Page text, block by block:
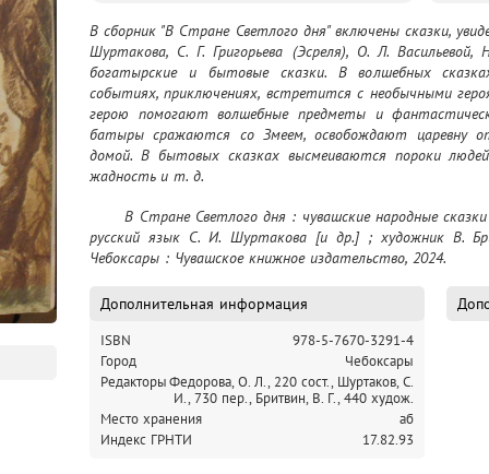
В сборник "В Стране Светлого дня" включены сказки,
Шуртакова, С. Г. Григорьева (Эсреля), О. Л.
богатырские и бытовые сказки. В волшебных
событиях, приключениях, встретится с необычными
герою помогают волшебные предметы и
батыры сражаются со Змеем, освобождают царевну
домой. В бытовых сказках высмеиваются пороки
жадность и т. д.
	В Стране Светлого дня : чувашские народные сказки : для детей старше 12 лет / перевод на
русский язык С. И. Шуртакова [и др.] ; художник В.
Чебоксары : Чувашское книжное издательство, 2024.
Дополнительная информация
ISBN
978-5-7670-3291-4
Город
Чебоксары
РедакторыФедорова, О. Л., 220 сост., Шуртаков, С.
И., 730 пер., Бритвин, В. Г., 440 худож.
Место хранения
аб
Индекс ГРНТИ
17.82.93